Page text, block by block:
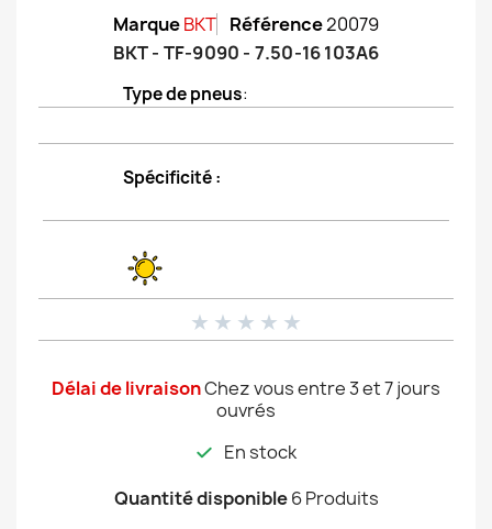
MarqueBKT Référence20079
BKT - TF-9090 - 7.50-16 103A6
Type de pneus:
Spécificité :
★ ★ ★ ★ ★
Délai de livraisonChez vous entre 3 et 7 jours
ouvrés
En stock
Quantité disponible 6 Produits